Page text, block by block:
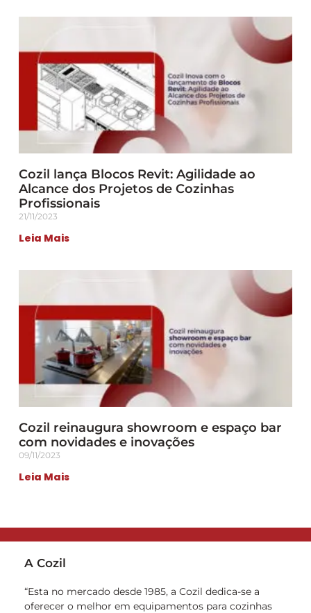
Cozil lança Blocos Revit: Agilidade ao
Alcance dos Projetos de Cozinhas
Profissionais
21/11/2023
Leia Mais
Cozil reinaugura showroom e espaço bar
com novidades e inovações
09/11/2023
Leia Mais
A Cozil
“Esta no mercado desde 1985, a Cozil dedica-se a
oferecer o melhor em equipamentos para cozinhas